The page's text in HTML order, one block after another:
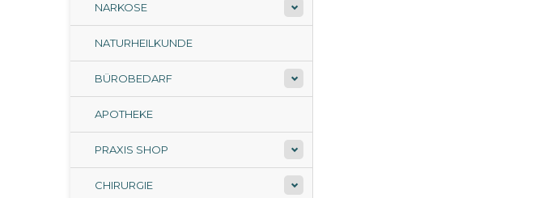
NARKOSE
NATURHEILKUNDE
BÜROBEDARF
APOTHEKE
PRAXIS SHOP
CHIRURGIE